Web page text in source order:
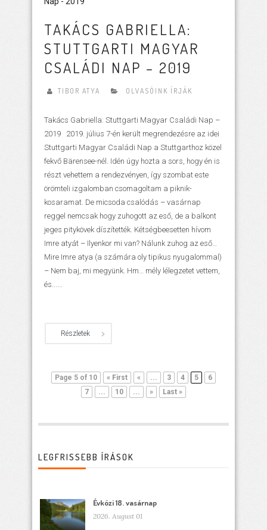
TAKÁCS GABRIELLA:
STUTTGARTI MAGYAR
CSALÁDI NAP – 2019
TIBOR ATYA OLVASÓINK ÍRJÁK
Takács Gabriella: Stuttgarti Magyar Családi Nap –
2019 2019. július 7-én került megrendezésre az idei
Stuttgarti Magyar Családi Nap a Stuttgarthoz közel
fekvő Bärensee-nél. Idén úgy hozta a sors, hogy én is
részt vehettem a rendezvényen, így szombat este
örömteli izgalomban csomagoltam a piknik-
kosaramat. De micsoda csalódás – vasárnap
reggel nemcsak hogy zuhogott az eső, de a balkont
jeges pitykövek díszítették. Kétségbeesetten hívom
Imre atyát – Ilyenkor mi van? Nálunk zuhog az eső…
Mire Imre atya (a számára oly tipikus nyugalommal)
– Nem baj, mi megyünk. Hm… mély lélegzetet vettem,
és......
Részletek
Page 5 of 10 « First « ... 3 4 5
6
7
... 10 ... » Last »
LEGFRISSEBB ÍRÁSOK
Évközi 18. vasárnap
2026. August 01